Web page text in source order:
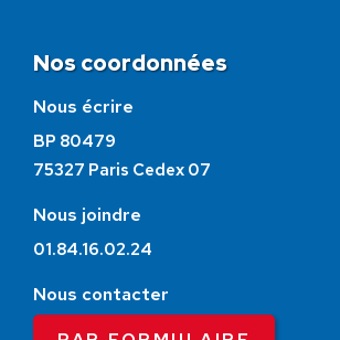
Nos coordonnées
Nous écrire
BP 80479
75327 Paris Cedex 07
Nous joindre
01.84.16.02.24
Nous contacter